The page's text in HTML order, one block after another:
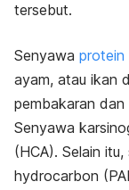
tersebut.
Senyawa protein
ayam, atau ikan
pembakaran dan
Senyawa
(HCA). Selain
hydrocarbon